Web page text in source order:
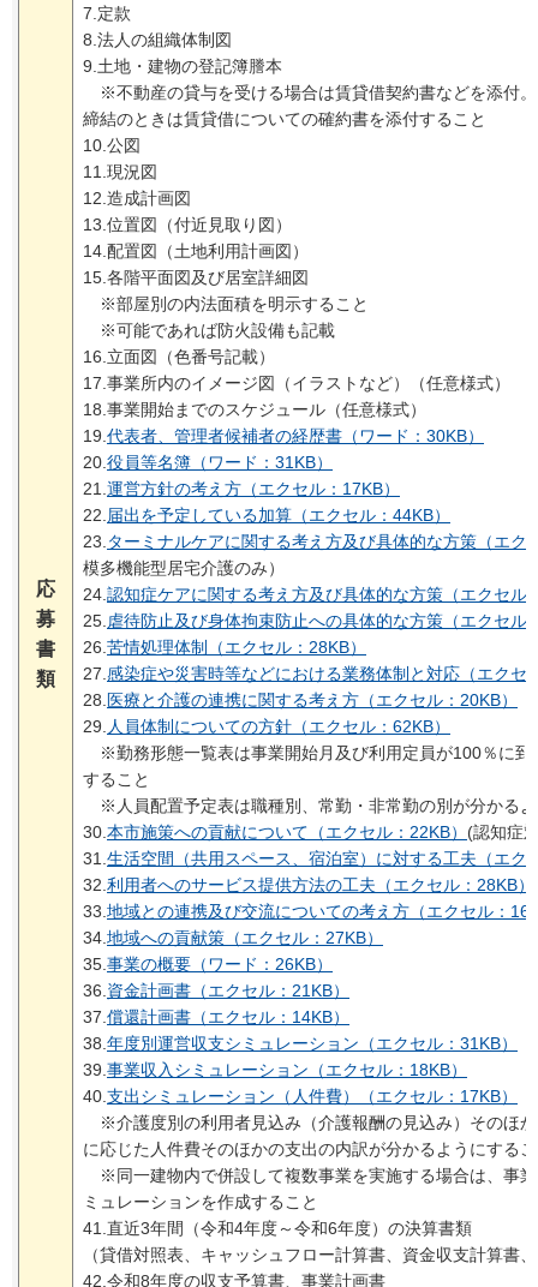
応
募
書
類
7.定款
8.法人の組織体制図
9.土地・建物の登記簿謄本
※不動産の貸与を受ける場合は賃貸借契約書などを添付
締結のときは賃貸借についての確約書を添付すること
10.公図
11.現況図
12.造成計画図
13.位置図（付近見取り図）
14.配置図（土地利用計画図）
15.各階平面図及び居室詳細図
※部屋別の内法面積を明示すること
※可能であれば防火設備も記載
16.立面図（色番号記載）
17.事業所内のイメージ図（イラストなど）（任意様式）
18.事業開始までのスケジュール（任意様式）
19.代表者、管理者候補者の経歴書（ワード：30KB）
20.役員等名簿（ワード：31KB）
21.運営方針の考え方（エクセル：17KB）
22.届出を予定している加算（エクセル：44KB）
23.ターミナルケアに関する考え方及び具体的な方策（エク
模多機能型居宅介護のみ）
24.認知症ケアに関する考え方及び具体的な方策（エクセル
25.虐待防止及び身体拘束防止への具体的な方策（エクセル
26.苦情処理体制（エクセル：28KB）
27.感染症や災害時等などにおける業務体制と対応（エクセ
28.医療と介護の連携に関する考え方（エクセル：20KB）
29.人員体制についての方針（エクセル：62KB）
※勤務形態一覧表は事業開始月及び利用定員が100％に到
すること
※人員配置予定表は職種別、常勤・非常勤の別が分かる
30.本市施策への貢献について（エクセル：22KB） (認知症
31.生活空間（共用スペース、宿泊室）に対する工夫（エク
32.利用者へのサービス提供方法の工夫（エクセル：28KB）
33.地域との連携及び交流についての考え方（エクセル：
34.地域への貢献策（エクセル：27KB）
35.事業の概要（ワード：26KB）
36.資金計画書（エクセル：21KB）
37.償還計画書（エクセル：14KB）
38.年度別運営収支シミュレーション（エクセル：31KB）
39.事業収入シミュレーション（エクセル：18KB）
40.支出シミュレーション（人件費）（エクセル：17KB）
※介護度別の利用者見込み（介護報酬の見込み）そのほ
に応じた人件費そのほかの支出の内訳が分かるようにする
※同一建物内で併設して複数事業を実施する場合は、事
ミュレーションを作成すること
41.直近3年間（令和4年度～令和6年度）の決算書類
（貸借対照表、キャッシュフロー計算書、資金収支計算書
42.令和8年度の収支予算書、事業計画書